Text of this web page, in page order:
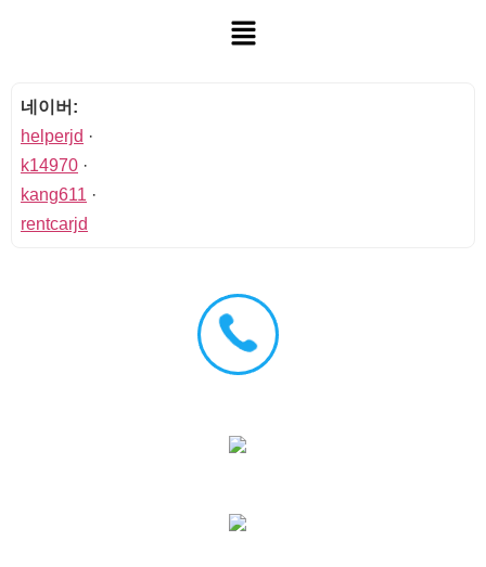
네이버:
helperjd ·
k14970 ·
kang611 ·
rentcarjd